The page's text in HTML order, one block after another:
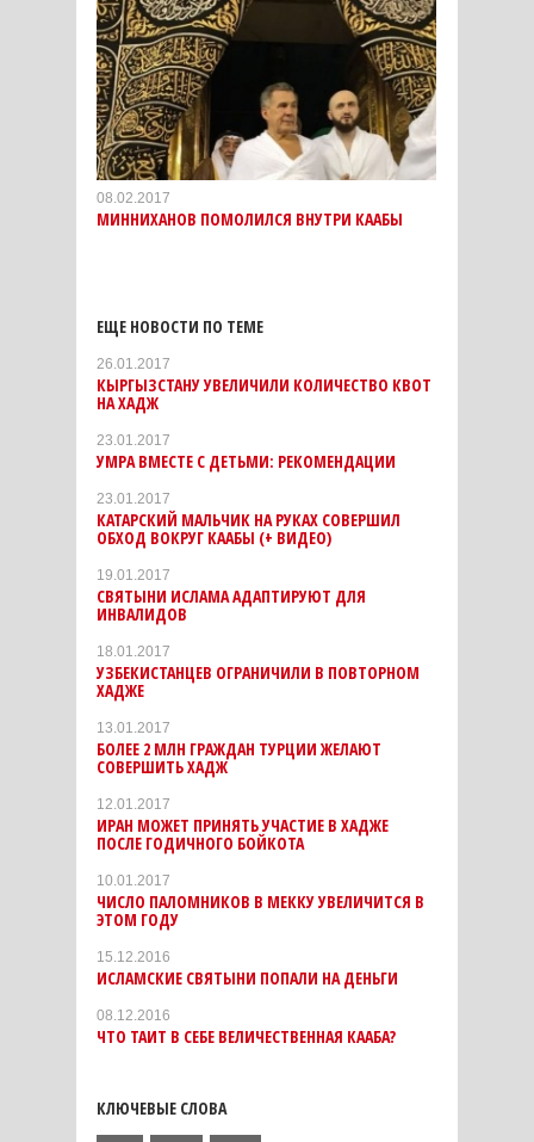
08.02.2017
МИННИХАНОВ ПОМОЛИЛСЯ ВНУТРИ КААБЫ
ЕЩЕ НОВОСТИ ПО ТЕМЕ
26.01.2017
КЫРГЫЗСТАНУ УВЕЛИЧИЛИ КОЛИЧЕСТВО КВОТ
НА ХАДЖ
23.01.2017
УМРА ВМЕСТЕ С ДЕТЬМИ: РЕКОМЕНДАЦИИ
23.01.2017
КАТАРСКИЙ МАЛЬЧИК НА РУКАХ СОВЕРШИЛ
ОБХОД ВОКРУГ КААБЫ (+ ВИДЕО)
19.01.2017
СВЯТЫНИ ИСЛАМА АДАПТИРУЮТ ДЛЯ
ИНВАЛИДОВ
18.01.2017
УЗБЕКИСТАНЦЕВ ОГРАНИЧИЛИ В ПОВТОРНОМ
ХАДЖЕ
13.01.2017
БОЛЕЕ 2 МЛН ГРАЖДАН ТУРЦИИ ЖЕЛАЮТ
СОВЕРШИТЬ ХАДЖ
12.01.2017
ИРАН МОЖЕТ ПРИНЯТЬ УЧАСТИЕ В ХАДЖЕ
ПОСЛЕ ГОДИЧНОГО БОЙКОТА
10.01.2017
ЧИСЛО ПАЛОМНИКОВ В МЕККУ УВЕЛИЧИТСЯ В
ЭТОМ ГОДУ
15.12.2016
ИСЛАМСКИЕ СВЯТЫНИ ПОПАЛИ НА ДЕНЬГИ
08.12.2016
ЧТО ТАИТ В СЕБЕ ВЕЛИЧЕСТВЕННАЯ КААБА?
КЛЮЧЕВЫЕ СЛОВА